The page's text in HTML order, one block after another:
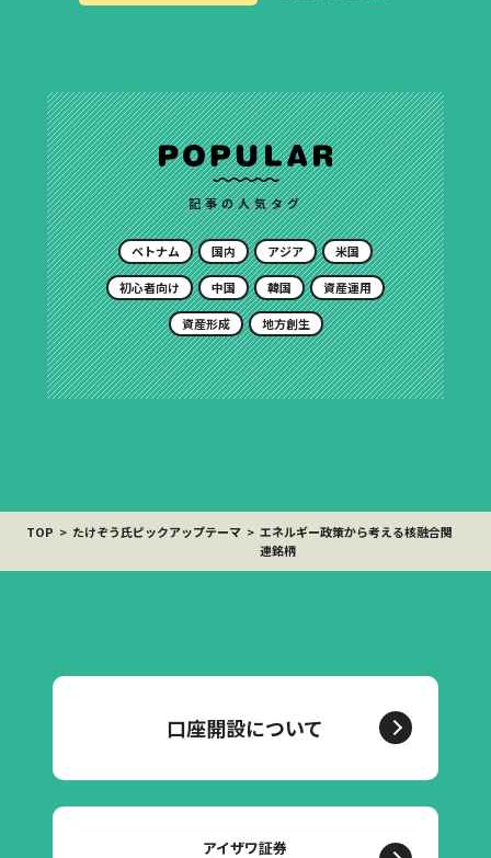
記事の人気タグ
ベトナム 国内 アジア 米国
初心者向け 中国 韓国 資産運用
資産形成 地方創生
TOP たけぞう氏ピックアップテーマ
エネルギー政策から考える核融合関
連銘柄
口座開設について
アイザワ証券